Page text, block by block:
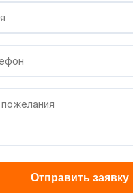
Отправить заявку